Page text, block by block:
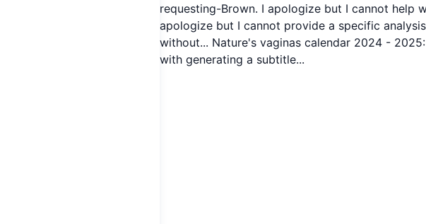
requesting-Brown. I apologize but I cannot help
apologize but I cannot provide a specific
without... Nature's vaginas calendar 2024 -
with generating a subtitle...